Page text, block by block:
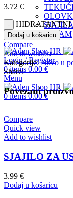
SJAJILA
INSTAGRAM
Login / Register
0items 0.00€
Menu
0 items 0.00€
3.72 €
HIDRATANTNI
Dodaj u košaricu
Compare
Add to wishlist
Kategorije: Novo u
Share:
Povezani
Compare
Quick view
Add to wishlist
SJAJILO ZA
3.99 €
Dodaj u košaricu